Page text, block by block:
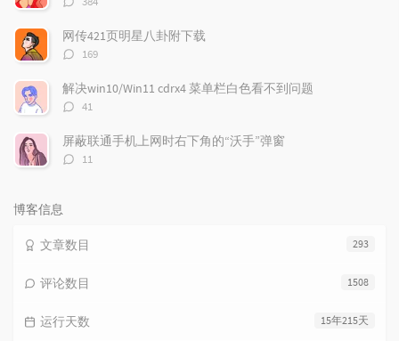
数：
网传421页明星八卦附下载
评
数：
169
解决win10/Win11 cdrx4 菜单栏白色看不到问题
评
数：
41
屏蔽联通手机上网时右下角的“沃手”弹窗
评
11
博客信息
293
文章数目
1508
评论数目
15年215天
运行天数